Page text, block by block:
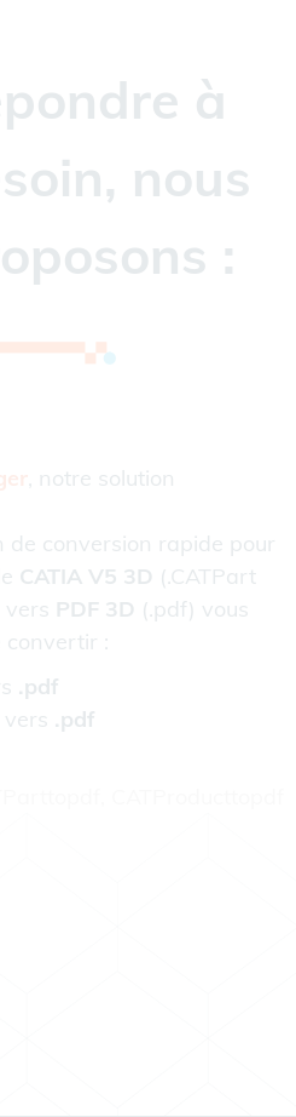
à
nous
:
, notre solution
de conversion rapide pour
CATIA V5 3D (.CATPart
vers PDF 3D (.pdf) vous
convertir :
.pdf
vers .pdf